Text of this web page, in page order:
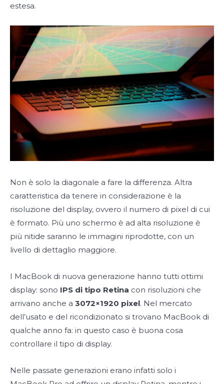
estesa.
Non è solo la diagonale a fare la differenza. Altra
caratteristica da tenere in considerazione è la
risoluzione del display, ovvero il numero di pixel di cui
è formato. Più uno schermo è ad alta risoluzione è
più nitide saranno le immagini riprodotte, con un
livello di dettaglio maggiore.
I MacBook di nuova generazione hanno tutti ottimi
display: sono IPS di tipo Retina con risoluzioni che
arrivano anche a 3072×1920 pixel. Nel mercato
dell’usato e del ricondizionato si trovano MacBook di
qualche anno fa: in questo caso è buona cosa
controllare il tipo di display.
Nelle passate generazioni erano infatti solo i